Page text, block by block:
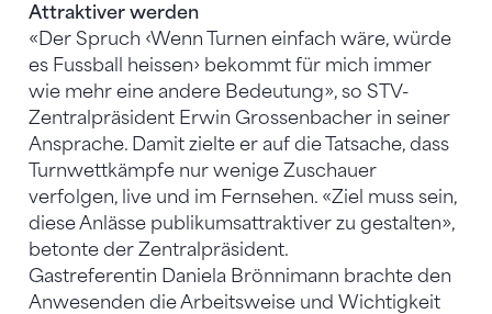
Attraktiver werden
«Der Spruch ‹Wenn Turnen einfach wäre, würde
es Fussball heissen› bekommt für mich immer
wie mehr eine andere Bedeutung», so STV-
Zentralpräsident Erwin Grossenbacher in seiner
Ansprache. Damit zielte er auf die Tatsache, dass
Turnwettkämpfe nur wenige Zuschauer
verfolgen, live und im Fernsehen. «Ziel muss sein,
diese Anlässe publikumsattraktiver zu gestalten»,
betonte der Zentralpräsident.
Gastreferentin Daniela Brönnimann brachte den
Anwesenden die Arbeitsweise und Wichtigkeit